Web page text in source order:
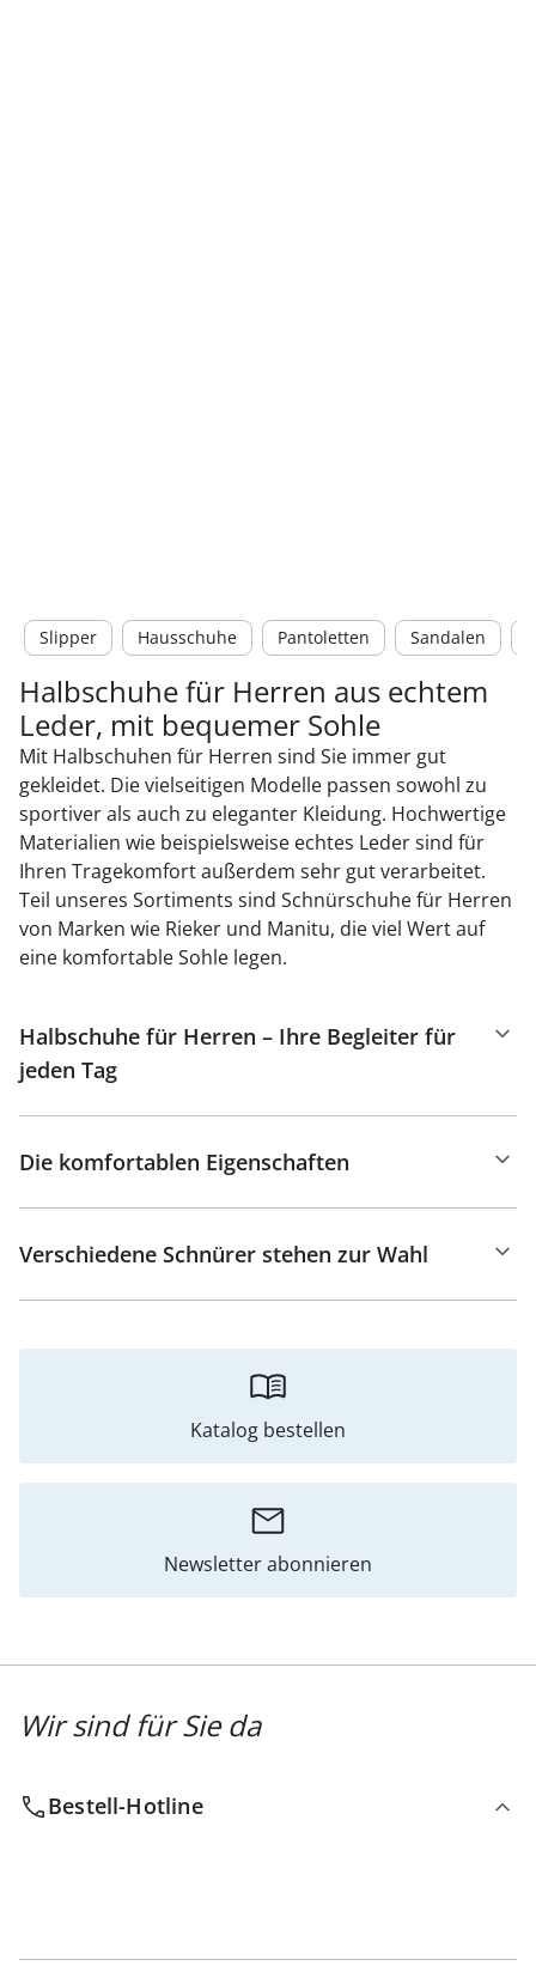
Slipper Hausschuhe Pantoletten Sandalen
Halbschuhe für Herren aus echtem
Leder, mit bequemer Sohle
Mit Halbschuhen für Herren sind Sie immer gut
gekleidet. Die vielseitigen Modelle passen sowohl zu
sportiver als auch zu eleganter Kleidung. Hochwertige
Materialien wie beispielsweise echtes Leder sind für
Ihren Tragekomfort außerdem sehr gut verarbeitet.
Teil unseres Sortiments sind Schnürschuhe für Herren
von Marken wie Rieker und Manitu, die viel Wert auf
eine komfortable Sohle legen.
Halbschuhe für Herren – Ihre Begleiter für
jeden Tag
Die komfortablen Eigenschaften
Verschiedene Schnürer stehen zur Wahl
Katalog bestellen
Newsletter abonnieren
Wir sind für Sie da
Bestell-Hotline